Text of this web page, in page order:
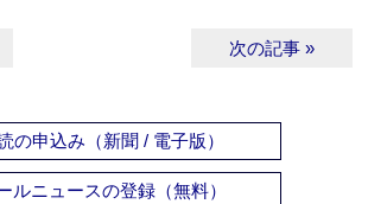
次の記事 »
の申込み（新聞 / 電子版）
ルニュースの登録（無料）